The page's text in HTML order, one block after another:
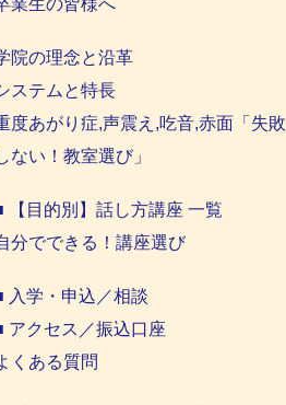
院の理念と沿革
ステムと特長
度あがり症,声震え,吃音,赤面「失敗
ない！教室選び」
【目的別】話し方講座 一覧
分でできる！講座選び
入学・申込／相談
アクセス／振込口座
くある質問